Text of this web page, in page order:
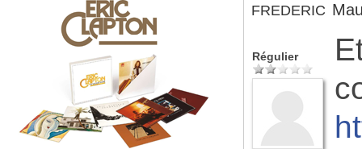
FREDERIC
Régulier